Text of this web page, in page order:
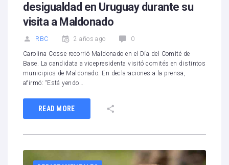
desigualdad en Uruguay durante su
visita a Maldonado
RBC 2 años ago 0
Carolina Cosse recorrió Maldonado en el Día del Comité de
Base. La candidata a vicepresidenta visitó comités en distintos
municipios de Maldonado. En declaraciones a la prensa,
afirmó: “Está yendo…
READ MORE